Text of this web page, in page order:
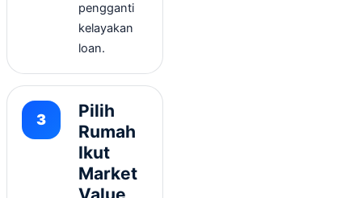
pengganti
kelayakan
loan.
Pilih
Rumah
Ikut
Market